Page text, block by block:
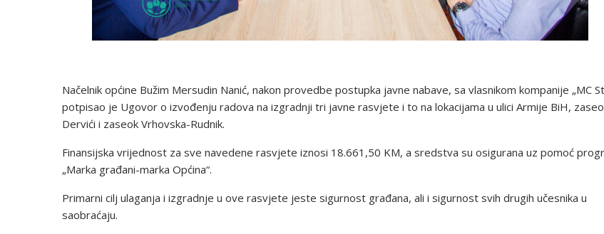
Načelnik općine Bužim Mersudin Nanić, nakon provedbe postupka javne nabave, sa vlasnikom kompanije „MC
potpisao je Ugovor o izvođenju radova na izgradnji tri javne rasvjete i to na lokacijama u ulici Armije BiH,
Dervići i zaseok Vrhovska-Rudnik.
Finansijska vrijednost za sve navedene rasvjete iznosi 18.661,50 KM, a sredstva su osigurana uz pomoć
„Marka građani-marka Općina“.
Primarni cilj ulaganja i izgradnje u ove rasvjete jeste sigurnost građana, ali i sigurnost svih drugih učesnika u
saobraćaju.